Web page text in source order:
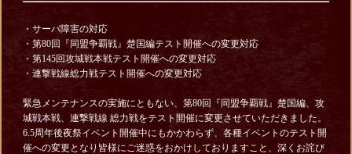
・サーバ障害の対応
・第80回『同盟争覇戦』楚国編テスト開催への変更対応
・第145回攻城戦本戦テスト開催への変更対応
・連撃戦線総力戦テスト開催への変更対応
緊急メンテナンスの実施にともない、第80回『同盟争覇戦』楚国編、攻
城戦本戦、連撃戦線 総力戦をテスト開催に変更させていただきました。
6.5周年後夜祭イベント開催中にもかかわらず、各種イベントのテスト開
催への変更となり皆様にご迷惑をおかけしておりますこと、深くお詫び